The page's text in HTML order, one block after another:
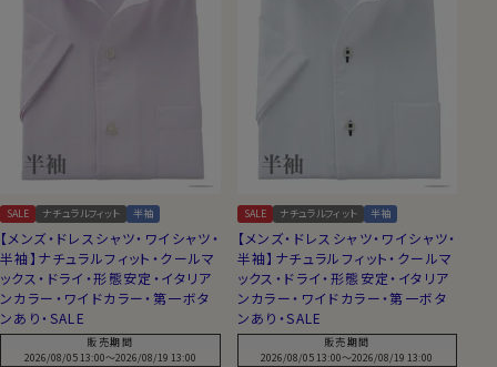
SALE ナチュラルフィット 半袖
【メンズ・ドレスシャツ・ワイシャツ・
半袖】ナチュラルフィット・クールマ
ックス・ドライ・形態安定・イタリア
ンカラー・ワイドカラー・第一ボタ
ンあり・SALE
販売期間
2026/08/05 13:00〜2026/08/19 13:00
SALE ナチュラルフィット 半袖
【メンズ・ドレスシャツ・ワイシャツ・
半袖】ナチュラルフィット・クールマ
ックス・ドライ・形態安定・イタリア
ンカラー・ワイドカラー・第一ボタ
ンあり・SALE
販売期間
2026/08/05 13:00〜2026/08/19 13:00